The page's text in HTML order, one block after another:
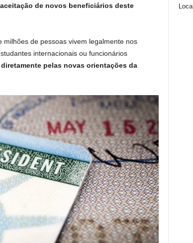
de novos beneficiários deste
de pessoas vivem legalmente nos
internacionais ou funcionários
pelas novas orientações da
Local